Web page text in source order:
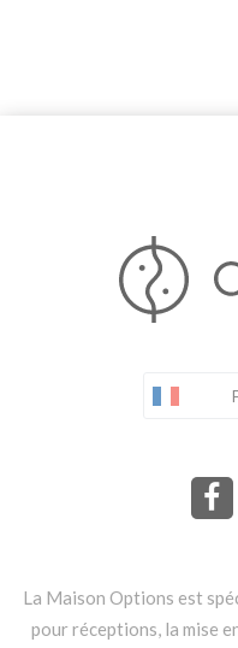
La Maison Options est
pour réceptions, la mise